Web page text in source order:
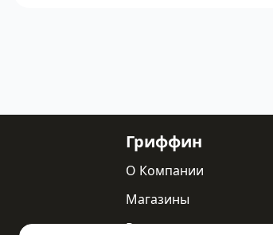
Гриффин
О Компании
Магазины
Реквизиты